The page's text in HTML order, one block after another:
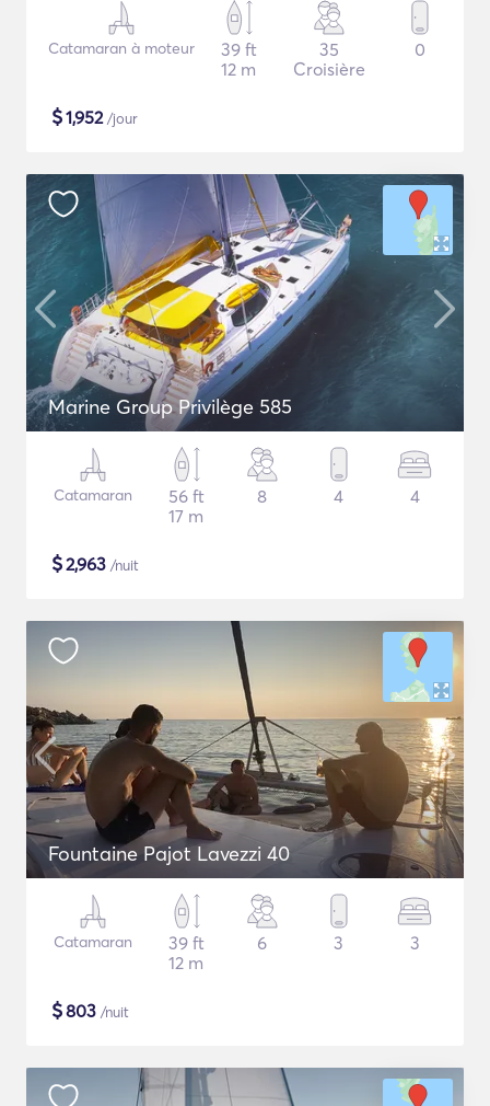
Catamaran à moteur
39 ft
12 m
35
Croisière
0
$1,952/jour
Marine Group Privilège 585
Catamaran
56 ft
17 m
8 4 4
$2,963 /nuit
Fountaine Pajot Lavezzi 40
Catamaran
39 ft
12 m
6 3 3
$803 /nuit